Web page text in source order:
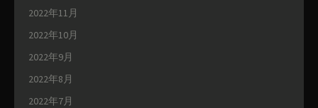
2022年11月
2022年10月
2022年9月
2022年8月
2022年7月